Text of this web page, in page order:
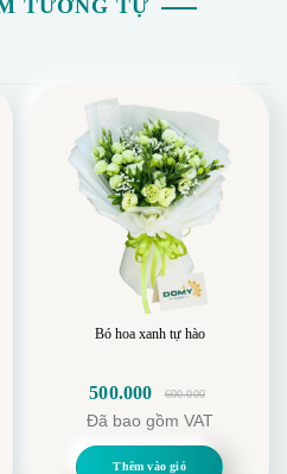
TƯƠNG TỰ
Bó hoa xanh tự hào
600.000
gốc
500.000
hiện
Đã bao gồm VAT
Thêm vào giỏ